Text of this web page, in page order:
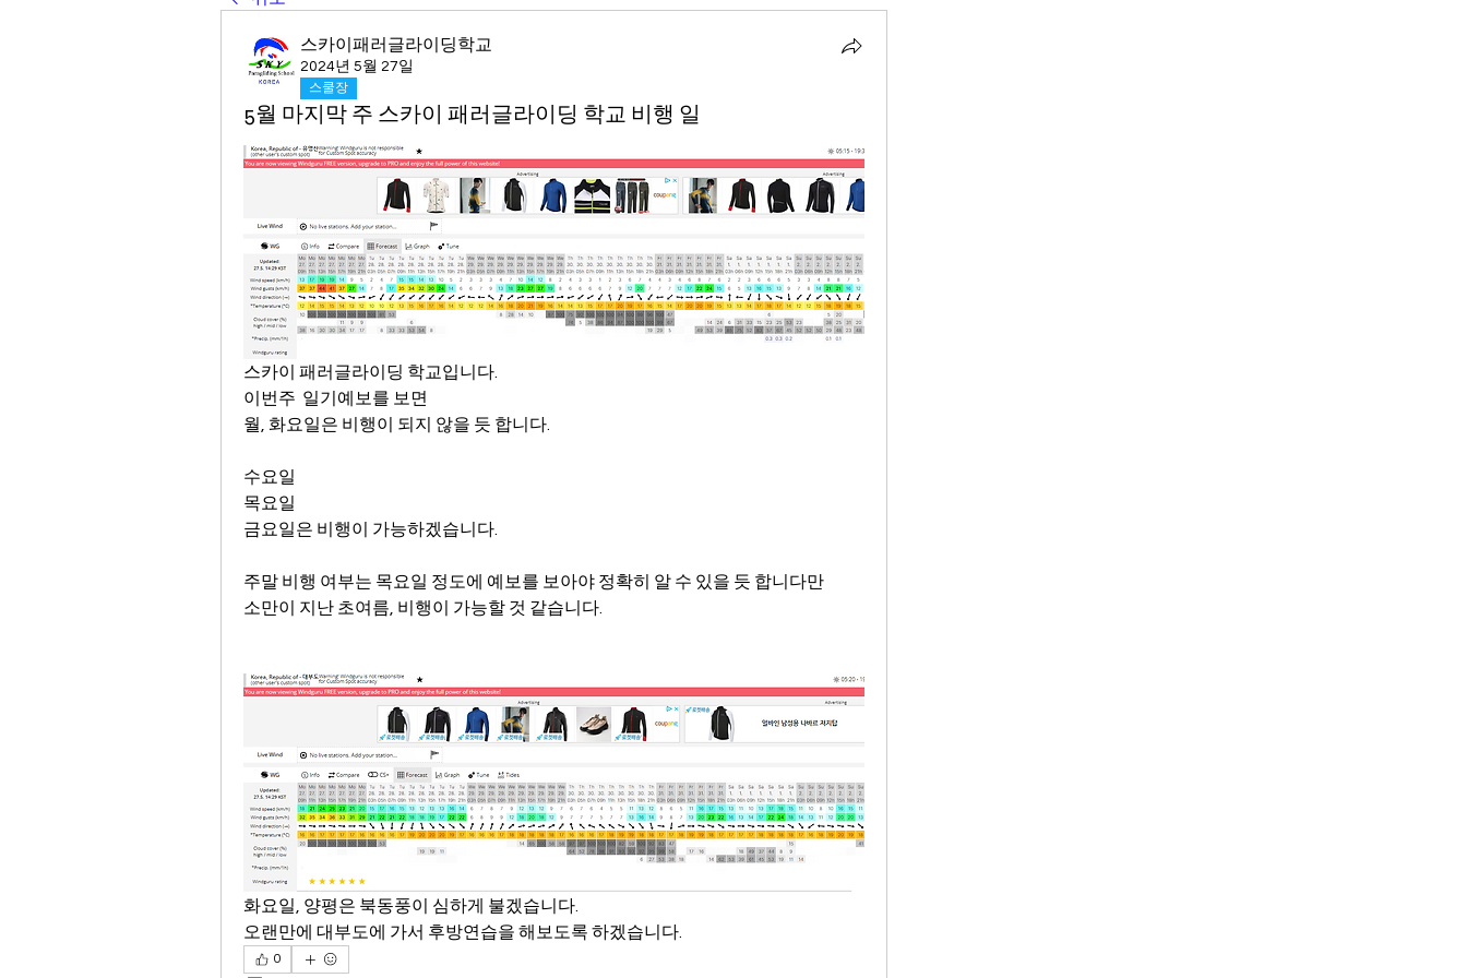
스카이패러글라이딩학교
2024년 5월 27일
스쿨장
5월 마지막 주 스카이 패러글라이딩 학교 비행 일
스카이 패러글라이딩 학교입니다.
이번주  일기예보를 보면
월, 화요일은 비행이 되지 않을 듯 합니다.
수요일
목요일
금요일은 비행이 가능하겠습니다.
주말 비행 여부는 목요일 정도에 예보를 보아야 정확히 알 수 있을 듯 합니다만
소만이 지난 초여름, 비행이 가능할 것 같습니다.
화요일, 양평은 북동풍이 심하게 불겠습니다.
오랜만에 대부도에 가서 후방연습을 해보도록 하겠습니다.
0